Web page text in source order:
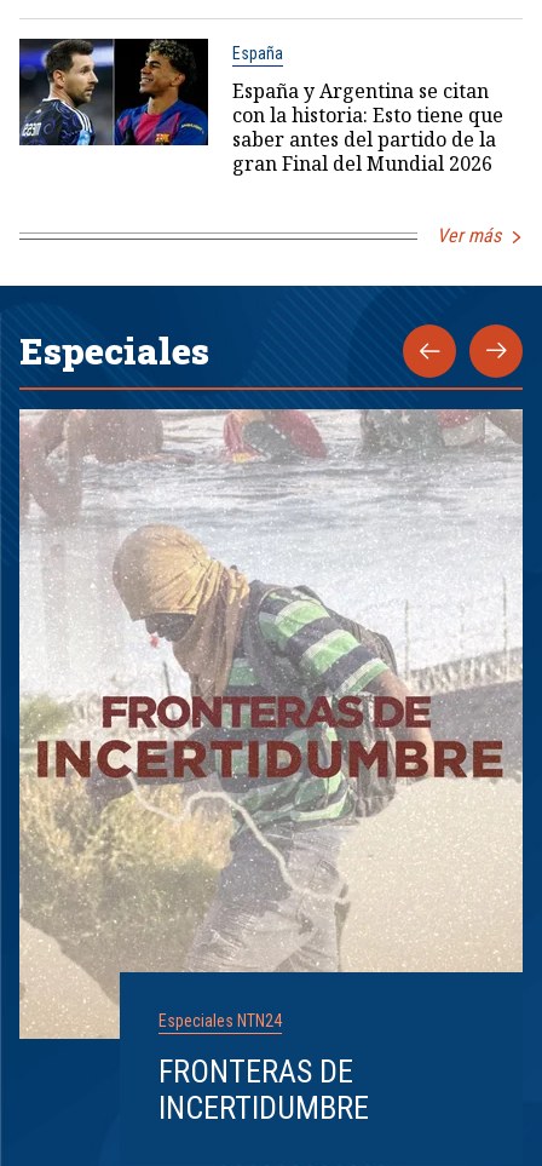
España
España y Argentina se citan
con la historia: Esto tiene que
saber antes del partido de la
gran Final del Mundial 2026
Ver más
Especiales
Especiales NTN24
FRONTERAS DE
INCERTIDUMBRE